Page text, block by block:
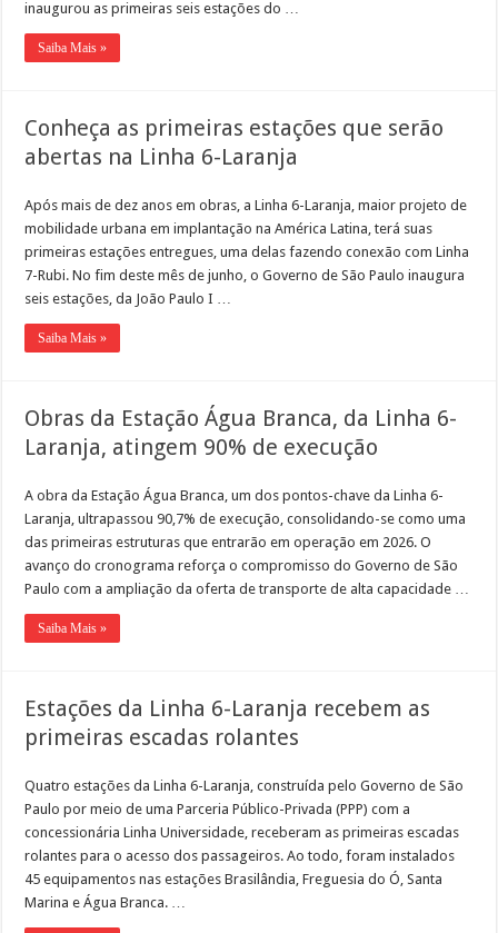
inaugurou as primeiras seis estações do …
Saiba Mais »
Conheça as primeiras estações que serão
abertas na Linha 6-Laranja
Após mais de dez anos em obras, a Linha 6-Laranja, maior projeto de
mobilidade urbana em implantação na América Latina, terá suas
primeiras estações entregues, uma delas fazendo conexão com Linha
7-Rubi. No fim deste mês de junho, o Governo de São Paulo inaugura
seis estações, da João Paulo I …
Saiba Mais »
Obras da Estação Água Branca, da Linha 6-
Laranja, atingem 90% de execução
A obra da Estação Água Branca, um dos pontos-chave da Linha 6-
Laranja, ultrapassou 90,7% de execução, consolidando-se como uma
das primeiras estruturas que entrarão em operação em 2026. O
avanço do cronograma reforça o compromisso do Governo de São
Paulo com a ampliação da oferta de transporte de alta capacidade …
Saiba Mais »
Estações da Linha 6-Laranja recebem as
primeiras escadas rolantes
Quatro estações da Linha 6-Laranja, construída pelo Governo de São
Paulo por meio de uma Parceria Público-Privada (PPP) com a
concessionária Linha Universidade, receberam as primeiras escadas
rolantes para o acesso dos passageiros. Ao todo, foram instalados
45 equipamentos nas estações Brasilândia, Freguesia do Ó, Santa
Marina e Água Branca. …